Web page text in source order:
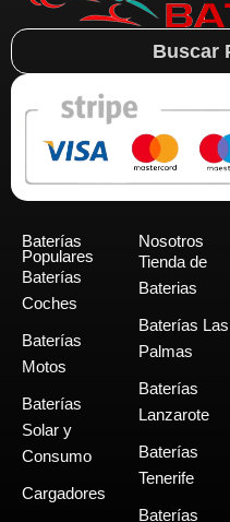
Search
...
Baterías
Populares
Baterías
Coches
Baterías
Motos
Baterías
Solar y
Consumo
Cargadores
Nosotros
Tienda de
Baterias
Baterías Las
Palmas
Baterías
Lanzarote
Baterías
Tenerife
Baterías